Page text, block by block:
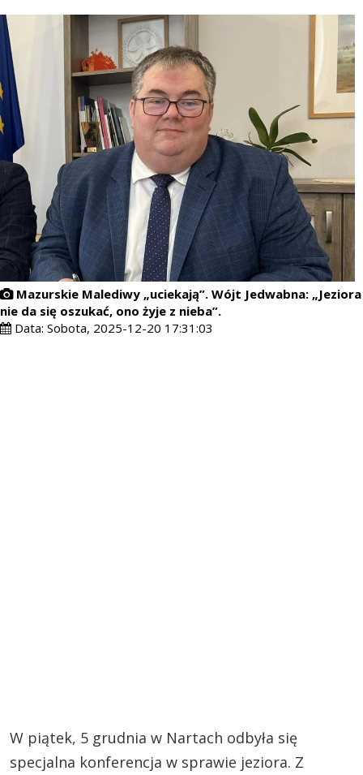
Mazurskie Malediwy „uciekają”. Wójt Jedwabna: „Jeziora
nie da się oszukać, ono żyje z nieba”.
Data: Sobota, 2025-12-20 17:31:03
W piątek, 5 grudnia w Nartach odbyła się
specjalna konferencja w sprawie jeziora. Z